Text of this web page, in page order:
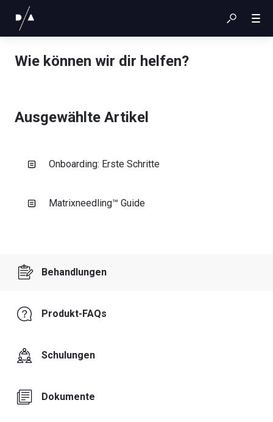
Wie können wir dir helfen?
Ausgewählte Artikel
Onboarding: Erste Schritte
Matrixneedling™ Guide
Behandlungen
Produkt-FAQs
Schulungen
Dokumente